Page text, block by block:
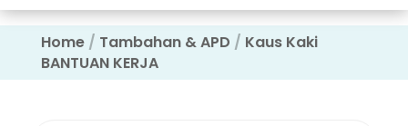
Home/ Tambahan & APD / Kaus Kaki
BANTUAN KERJA